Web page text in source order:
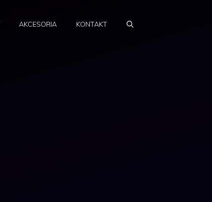
AKCESORIA KONTAKT